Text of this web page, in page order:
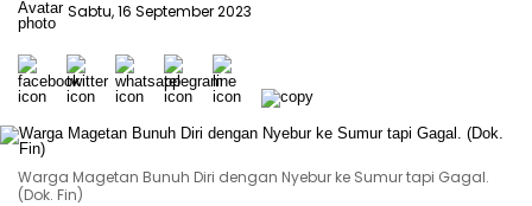
Sabtu, 16 September 2023
Warga Magetan Bunuh Diri dengan Nyebur ke Sumur tapi Gagal.
(Dok. Fin)